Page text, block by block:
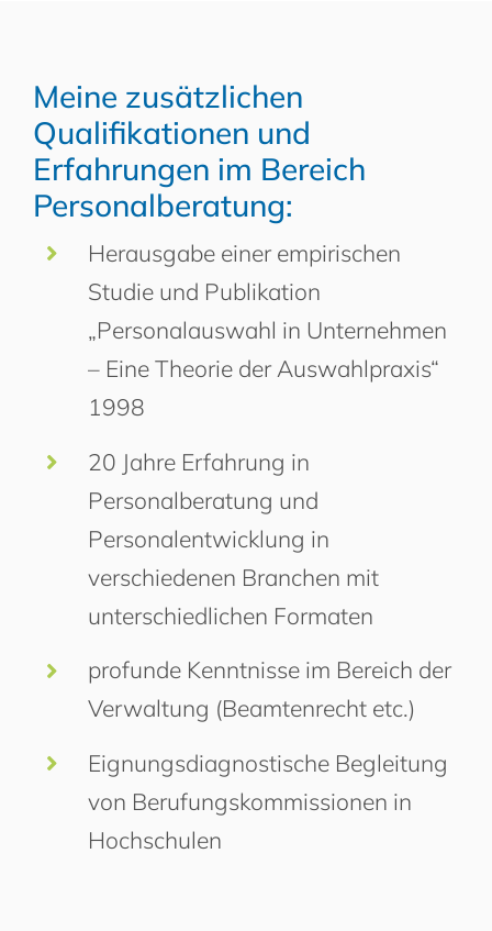
Meine zusätzlichen
Qualifikationen und
Erfahrungen im Bereich
Personalberatung:
Herausgabe einer empirischen
Studie und Publikation
„Personalauswahl in Unternehmen
– Eine Theorie der Auswahlpraxis“
1998
20 Jahre Erfahrung in
Personalberatung und
Personalentwicklung in
verschiedenen Branchen mit
unterschiedlichen Formaten
profunde Kenntnisse im Bereich der
Verwaltung (Beamtenrecht etc.)
Eignungsdiagnostische Begleitung
von Berufungskommissionen in
Hochschulen